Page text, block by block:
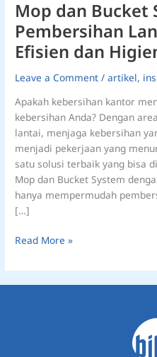
Mop dan Bucket
Pembersihan
Efisien dan
Leave a Comment /artikel,
Apakah kebersihan kantor
kebersihan Anda? Dengan
lantai, menjaga kebersihan
menjadi pekerjaan yang
satu solusi terbaik yang bisa
Mop dan Bucket System
hanya mempermudah
[…]
dan
Higienis
Read More »